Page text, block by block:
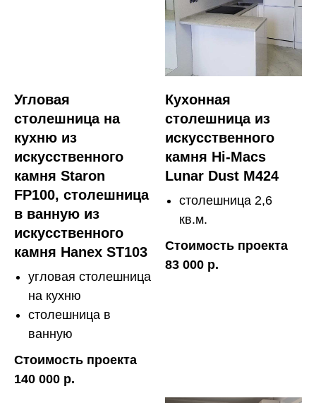
Угловая
столешница на
кухню из
искусственного
камня Staron
FP100, столешница
в ванную из
искусственного
камня Hanex ST103
угловая столешница
на кухню
столешница в
ванную
Стоимость проекта
140 000 р.
Кухонная
столешница из
искусственного
камня Hi-Macs
Lunar Dust M424
столешница 2,6
кв.м.
Стоимость проекта
83 000 р.